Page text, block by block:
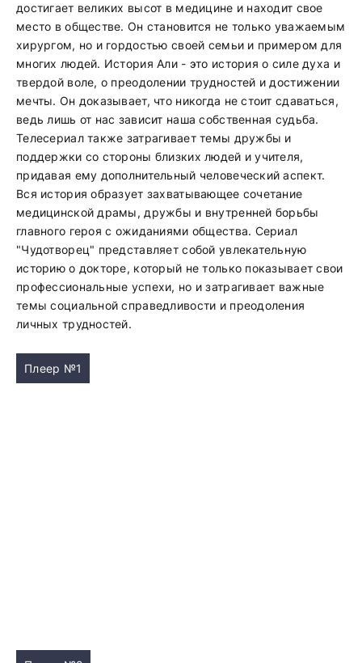
достигает великих высот в медицине и находит свое
место в обществе. Он становится не только уважаемым
хирургом, но и гордостью своей семьи и примером для
многих людей. История Али - это история о силе духа и
твердой воле, о преодолении трудностей и достижении
мечты. Он доказывает, что никогда не стоит сдаваться,
ведь лишь от нас зависит наша собственная судьба.
Телесериал также затрагивает темы дружбы и
поддержки со стороны близких людей и учителя,
придавая ему дополнительный человеческий аспект.
Вся история образует захватывающее сочетание
медицинской драмы, дружбы и внутренней борьбы
главного героя с ожиданиями общества. Сериал
"Чудотворец" представляет собой увлекательную
историю о докторе, который не только показывает свои
профессиональные успехи, но и затрагивает важные
темы социальной справедливости и преодоления
личных трудностей.
Плеер №1